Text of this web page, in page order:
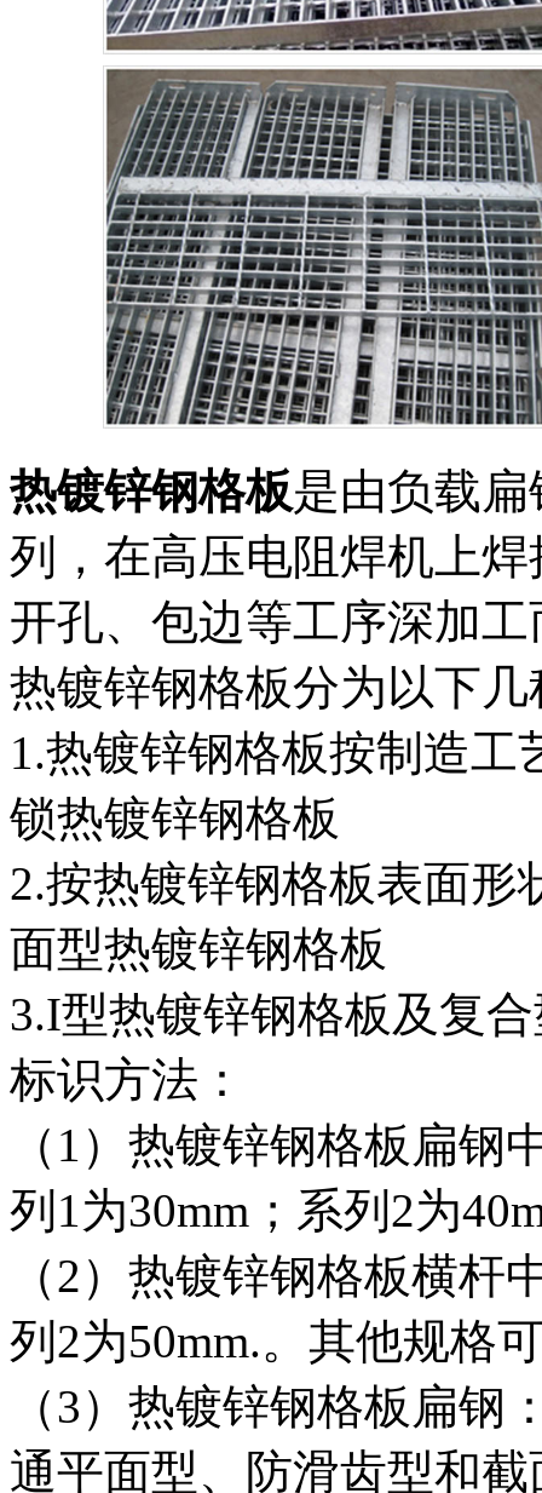
热镀锌钢格板是由负载
列，在高压电阻焊机上
开孔、包边等工序深加
热镀锌钢格板分为以下几
1.热镀锌钢格板按制造
锁热镀锌钢格板
2.按热镀锌钢格板表面
面型热镀锌钢格板
3.I型热镀锌钢格板及复
标识方法：
（1）热镀锌钢格板扁
列1为30mm；系列2为
（2）热镀锌钢格板横杆
列2为50mm.。其他规格
（3）热镀锌钢格板扁钢
通平面型、防滑齿型和